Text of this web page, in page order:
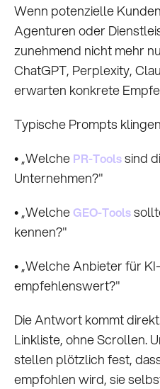
Wenn potenzielle
Agenturen oder
zunehmend nicht mehr
ChatGPT, Perplexity,
erwarten konkrete
Typische Prompts
• „Welche PR-Toolssind
Unternehmen?"
• „WelcheGEO-Tools
kennen?"
• „Welche Anbieter für
empfehlenswert?"
Die Antwort kommt
Linkliste, ohne Scrollen.
stellen plötzlich fest,
empfohlen wird, sie